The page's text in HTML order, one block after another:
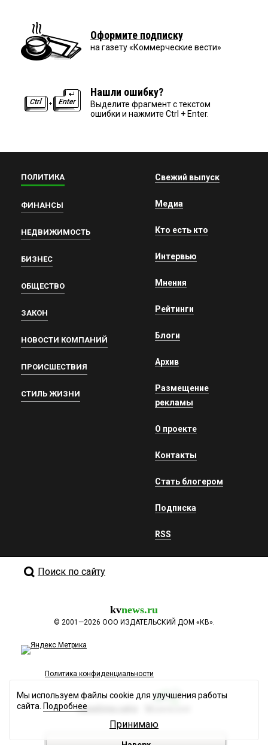
Оформите подписку
на газету «Коммерческие вести»
Нашли ошибку?
Выделите фрагмент с текстом
ошибки и нажмите Ctrl + Enter.
ПОЛИТИКА
ФИНАНСЫ
НЕДВИЖИМОСТЬ
БИЗНЕС
ОБЩЕСТВО
ЗАКОН
НОВОСТИ КОМПАНИЙ
ПРОИСШЕСТВИЯ
СТИЛЬ ЖИЗНИ
Свежий выпуск
Медиа
Кто есть кто
Интервью
Мнения
Рейтинги
Блоги
Архив
Размещение
рекламы
О проекте
Контакты
Стать блогером
Подписка
RSS
Поиск по сайту
kvnews.ru
© 2001—2026 ООО ИЗДАТЕЛЬСКИЙ ДОМ «КВ».
Политика конфиденциальности
Разработка сайта
Мы используем файлы cookie для улучшения работы
сайта. Подробнее
Принимаю